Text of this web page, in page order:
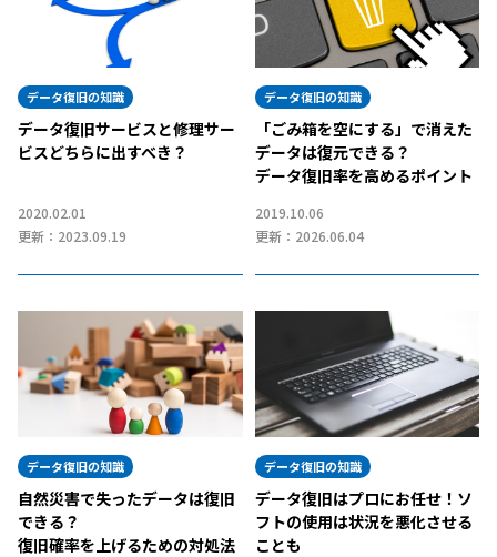
データ復旧の知識
データ復旧サービスと修理サー
ビスどちらに出すべき？
2020.02.01
更新：2023.09.19
データ復旧の知識
「ごみ箱を空にする」で消えた
データは復元できる？
データ復旧率を高めるポイント
2019.10.06
更新：2026.06.04
データ復旧の知識
自然災害で失ったデータは復旧
できる？
復旧確率を上げるための対処法
データ復旧の知識
データ復旧はプロにお任せ！ソ
フトの使用は状況を悪化させる
ことも